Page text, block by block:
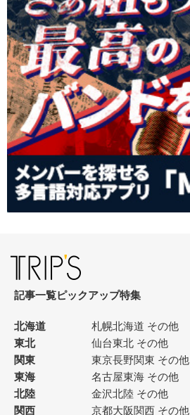
記事一覧ピックアップ特集
北海道 札幌北海道 その他
東北
仙台東北 その他
関東
東京長野関東 その他
東海
名古屋東海 その他
北陸
金沢北陸 その他
関西
京都大阪関西 その他